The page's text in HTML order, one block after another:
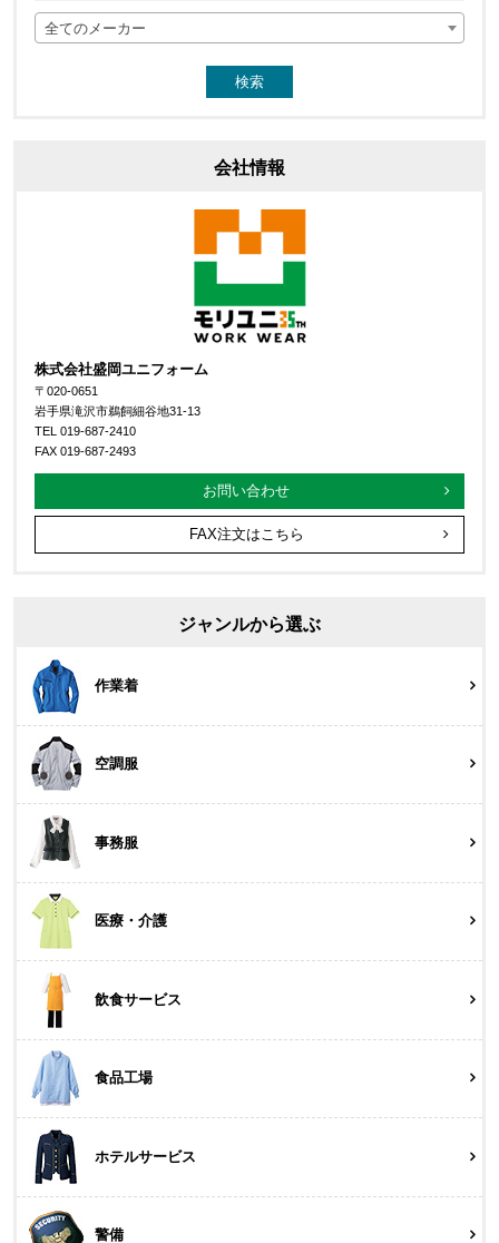
全てのメーカー
会社情報
株式会社盛岡ユニフォーム
〒020-0651
岩手県滝沢市鵜飼細谷地31-13
TEL 019-687-2410
FAX 019-687-2493
お問い合わせ
FAX注文はこちら
ジャンルから選ぶ
作業着
空調服
事務服
医療・介護
飲食サービス
食品工場
ホテルサービス
警備